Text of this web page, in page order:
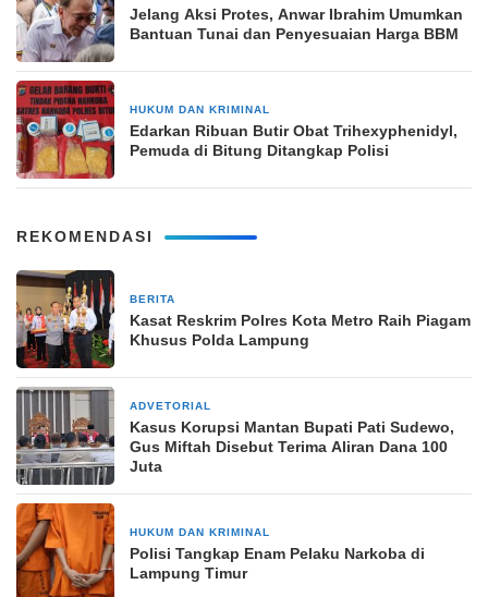
Jelang Aksi Protes, Anwar Ibrahim Umumkan
Bantuan Tunai dan Penyesuaian Harga BBM
HUKUM DAN KRIMINAL
Edarkan Ribuan Butir Obat Trihexyphenidyl,
Pemuda di Bitung Ditangkap Polisi
REKOMENDASI
BERITA
Kasat Reskrim Polres Kota Metro Raih Piagam
Khusus Polda Lampung
ADVETORIAL
Kasus Korupsi Mantan Bupati Pati Sudewo,
Gus Miftah Disebut Terima Aliran Dana 100
Juta
HUKUM DAN KRIMINAL
Polisi Tangkap Enam Pelaku Narkoba di
Lampung Timur